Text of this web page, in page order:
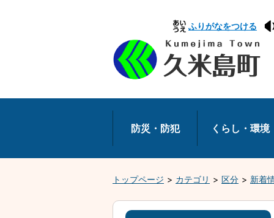
本
文
へ
移
動
ふりがなをつける
防災・防犯 くらし・環境
トップページ カテゴリ 区分 新着